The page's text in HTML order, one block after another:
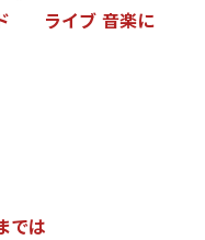
ライブ 音楽に
では